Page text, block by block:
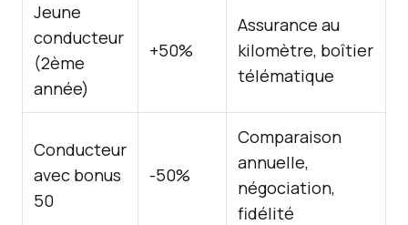
Jeune
conducteur
(2ème
année)
+50%
Assurance au
kilomètre, boîtier
télématique
Conducteur
avec bonus
50
-50%
Comparaison
annuelle,
négociation,
fidélité